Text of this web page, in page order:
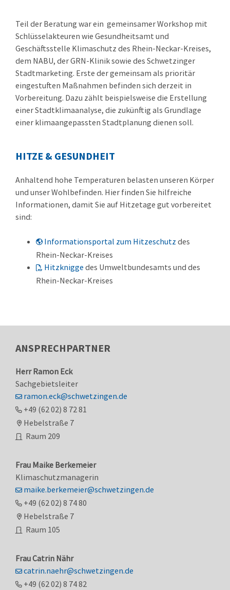
Teil der Beratung war ein gemeinsamer Workshop mit
Schlüsselakteuren wie Gesundheitsamt und
Geschäftsstelle Klimaschutz des Rhein-Neckar-Kreises,
dem NABU, der GRN-Klinik sowie des Schwetzinger
Stadtmarketing. Erste der gemeinsam als prioritär
eingestuften Maßnahmen befinden sich derzeit in
Vorbereitung. Dazu zählt beispielsweise die Erstellung
einer Stadtklimaanalyse, die zukünftig als Grundlage
einer klimaangepassten Stadtplanung dienen soll.
HITZE & GESUNDHEIT
Anhaltend hohe Temperaturen belasten unseren Körper
und unser Wohlbefinden. Hier finden Sie hilfreiche
Informationen, damit Sie auf Hitzetage gut vorbereitet
sind:
Informationsportal zum Hitzeschutz des
Rhein-Neckar-Kreises
Hitzknigge des Umweltbundesamts und des
Rhein-Neckar-Kreises
ANSPRECHPARTNER
Herr Ramon Eck
Sachgebietsleiter
ramon.eck@schwetzingen.de
+49 (6202) 8 7281
Hebelstraße 7
Raum 209
Frau Maike Berkemeier
Klimaschutzmanagerin
maike.berkemeier@schwetzingen.de
+49 (6202) 8 7480
Hebelstraße 7
Raum 105
FrauCatrin Nähr
catrin.naehr@schwetzingen.de
+49 (6202) 8 7482